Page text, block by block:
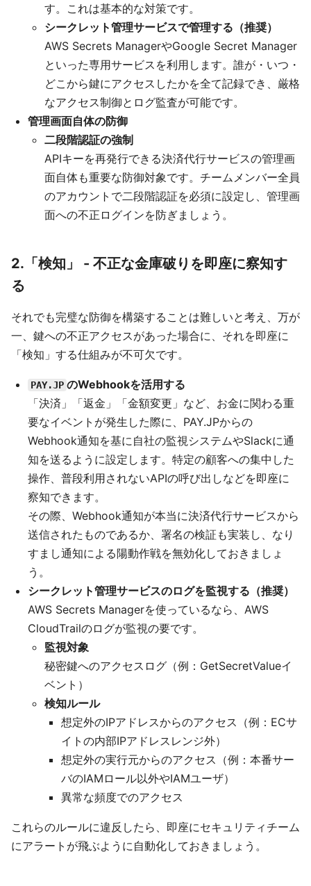
す。これは基本的な対策です。
シークレット管理サービスで管理する（推奨）
AWS Secrets ManagerやGoogle Secret Manager
といった専用サービスを利用します。誰が・いつ・
どこから鍵にアクセスしたかを全て記録でき、厳格
なアクセス制御とログ監査が可能です。
管理画面自体の防御
二段階認証の強制
APIキーを再発行できる決済代行サービスの管理画
面自体も重要な防御対象です。チームメンバー全員
のアカウントで二段階認証を必須に設定し、管理画
面への不正ログインを防ぎましょう。
2.「検知」 - 不正な金庫破りを即座に察知す
る
それでも完璧な防御を構築することは難しいと考え、万が
一、鍵への不正アクセスがあった場合に、それを即座に
「検知」する仕組みが不可欠です。
PAY.JP のWebhookを活用する
「決済」「返金」「金額変更」など、お金に関わる重
要なイベントが発生した際に、PAY.JPからの
Webhook通知を基に自社の監視システムやSlackに通
知を送るように設定します。特定の顧客への集中した
操作、普段利用されないAPIの呼び出しなどを即座に
察知できます。
その際、Webhook通知が本当に決済代行サービスから
送信されたものであるか、署名の検証も実装し、なり
すまし通知による陽動作戦を無効化しておきましょ
う。
シークレット管理サービスのログを監視する（推奨）
AWS Secrets Managerを使っているなら、AWS
CloudTrailのログが監視の要です。
監視対象
秘密鍵へのアクセスログ（例：GetSecretValueイ
ベント）
検知ルール
想定外のIPアドレスからのアクセス（例：ECサ
イトの内部IPアドレスレンジ外）
想定外の実行元からのアクセス（例：本番サー
バのIAMロール以外やIAMユーザ）
異常な頻度でのアクセス
これらのルールに違反したら、即座にセキュリティチーム
にアラートが飛ぶように自動化しておきましょう。